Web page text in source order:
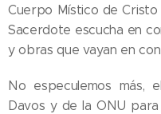
Cuerpo Místico de Cristo
Sacerdote escucha en
y obras que vayan en
No especulemos más,
Davos y de la ONU